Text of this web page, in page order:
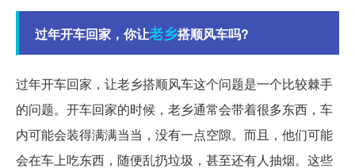
过年开车回家，你让老乡搭顺风车吗?
过年开车回家，让老乡搭顺风车这个问题是一个比较棘手
的问题。开车回家的时候，老乡通常会带着很多东西，车
内可能会装得满满当当，没有一点空隙。而且，他们可能
会在车上吃东西，随便乱扔垃圾，甚至还有人抽烟。这些